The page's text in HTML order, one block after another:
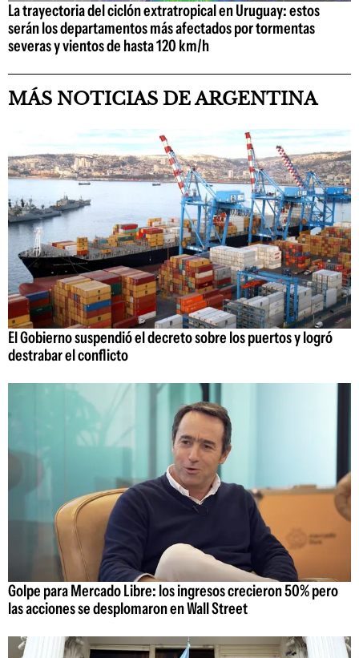
La trayectoria del ciclón extratropical en Uruguay: estos
serán los departamentos más afectados por tormentas
severas y vientos de hasta 120 km/h
MÁS NOTICIAS DE ARGENTINA
El Gobierno suspendió el decreto sobre los puertos y logró
destrabar el conflicto
Golpe para Mercado Libre: los ingresos crecieron 50% pero
las acciones se desplomaron en Wall Street